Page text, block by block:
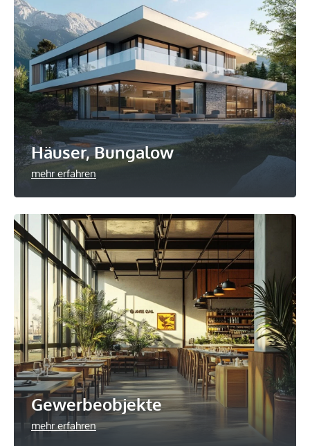
Häuser, Bungalow
mehr erfahren
Gewerbeobjekte
mehr erfahren